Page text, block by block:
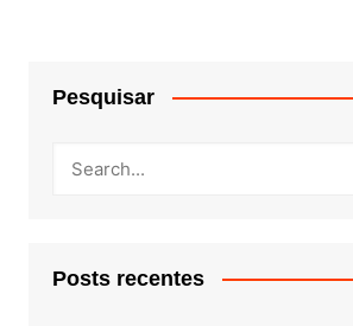
Pesquisar
Posts recentes